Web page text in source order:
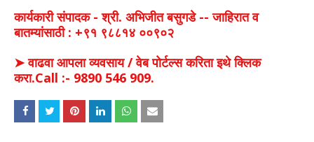
कार्यकारी संपादक - श्री. अभिजीत बसुगडे -- जाहिरात व
बातम्यांसाठी : +९१ ९८८१४ ००९०२
➤ वाढवा आपला व्यवसाय / वेब पोर्टल्स करिता इथे क्लिक
करा.Call :- 9890 546 909.